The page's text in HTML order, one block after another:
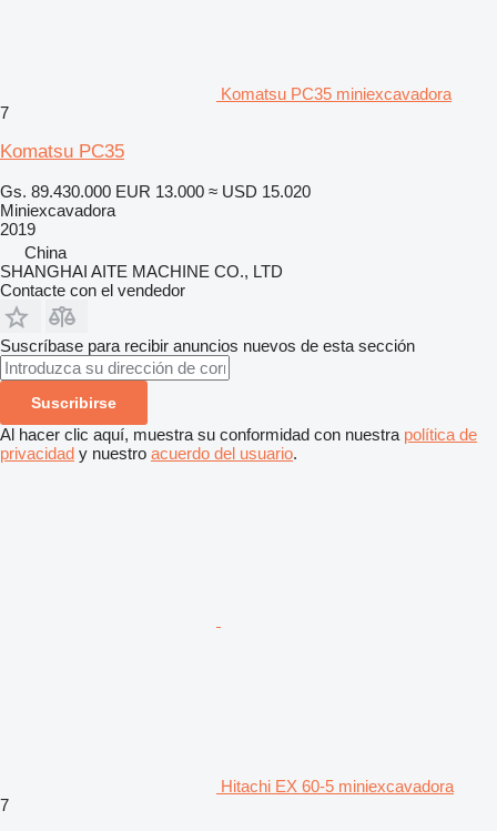
Komatsu PC35 miniexcavadora
7
Komatsu PC35
Gs. 89.430.000 EUR 13.000 ≈ USD 15.020
Miniexcavadora
2019
China
SHANGHAI AITE MACHINE CO., LTD
Contacte con el vendedor
Suscríbase para recibir anuncios nuevos de esta sección
Suscribirse
Al hacer clic aquí, muestra su conformidad con nuestra política de
privacidad y nuestro acuerdo del usuario.
Hitachi EX 60-5 miniexcavadora
7